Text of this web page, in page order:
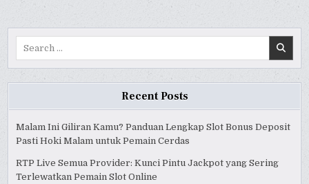
Recent Posts
Malam Ini Giliran Kamu? Panduan Lengkap Slot Bonus Deposit
Pasti Hoki Malam untuk Pemain Cerdas
RTP Live Semua Provider: Kunci Pintu Jackpot yang Sering
Terlewatkan Pemain Slot Online